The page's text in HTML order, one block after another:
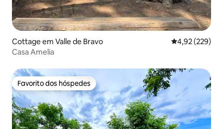
Cottage em Valle de Bravo Classificação
4,92 (229)
Casa Amelia
Favorito dos hóspedes
Favorito dos hóspedes